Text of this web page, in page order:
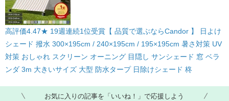
高評価4.47★ 19週連続1位受賞【 品質で選ぶならCandor 】 日よけ
シェード 撥水 300×195cm / 240×195cm / 195×195cm 暑さ対策 UV
対策 おしゃれ スクリーン オーニング 目隠し サンシェード 窓 ベラ
ンダ 3m 大きいサイズ 大型 防水タープ 日除けシェード 柊
お気に入りの記事を「いいね！」で応援しよう